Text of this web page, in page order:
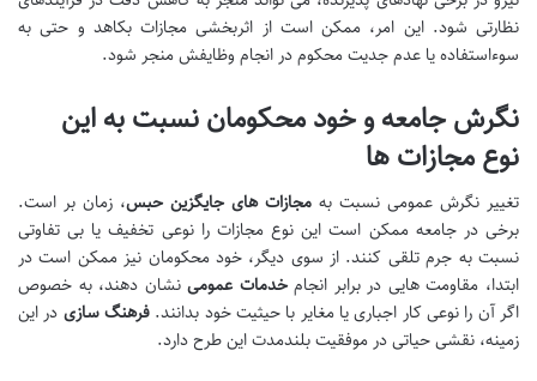
نظارتی شود. این امر، ممکن است از اثربخشی مجازات بکاهد و حتی به
سوءاستفاده یا عدم جدیت محکوم در انجام وظایفش منجر شود.
نگرش جامعه و خود محکومان نسبت به این
نوع مجازات ها
تغییر نگرش عمومی نسبت به مجازات های جایگزین حبس، زمان بر است.
برخی در جامعه ممکن است این نوع مجازات را نوعی تخفیف یا بی تفاوتی
نسبت به جرم تلقی کنند. از سوی دیگر، خود محکومان نیز ممکن است در
ابتدا، مقاومت هایی در برابر انجامخدمات عمومینشان دهند، به خصوص
اگر آن را نوعی کار اجباری یا مغایر با حیثیت خود بدانند. فرهنگ سازی در این
زمینه، نقشی حیاتی در موفقیت بلندمدت این طرح دارد.